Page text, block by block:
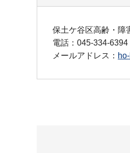
保土ケ谷区高齢・
電話：045-334-6394
メールアドレス：